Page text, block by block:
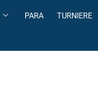
PARA TURNIERE